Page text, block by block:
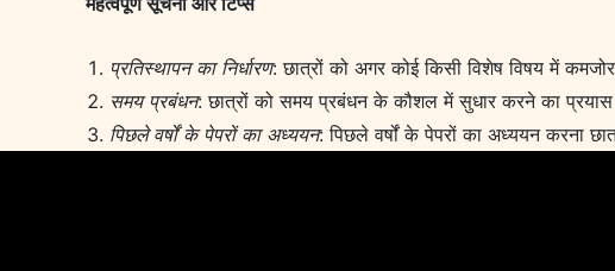
प्रतिस्थापन का निर्धारण: छात्रों को अगर कोई किसी विशेष विषय में
समय प्रबंधन: छात्रों को समय प्रबंधन के कौशल में सुधार करने का प्रयास
पिछले वर्षों के पेपरों का अध्ययन: पिछले वर्षों के पेपरों का अध्ययन करना